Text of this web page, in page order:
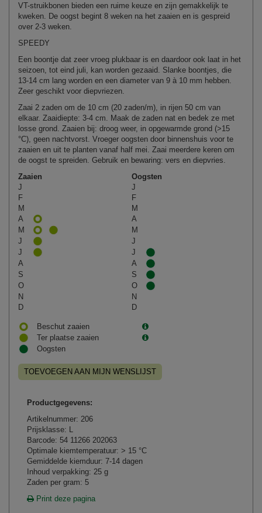
VT-struikbonen bieden een ruime keuze en zijn gemakkelijk te
kweken. De oogst begint 8 weken na het zaaien en is gespreid
over 2-3 weken.
SPEEDY
Een boontje dat zeer vroeg plukbaar is en daardoor ook laat in het
seizoen, tot eind juli, kan worden gezaaid. Slanke boontjes, die
13-14 cm lang worden en een diameter van 9 à 10 mm hebben.
Zeer geschikt voor diepvriezen.
Zaai 2 zaden om de 10 cm (20 zaden/m), in rijen 50 cm van
elkaar. Zaaidiepte: 3-4 cm. Maak de zaden nat en bedek ze met
losse grond. Zaaien bij: droog weer, in opgewarmde grond (>15
°C), geen nachtvorst. Vroeger oogsten door binnenshuis voor te
zaaien en uit te planten vanaf half mei. Zaai meerdere keren om
de oogst te spreiden. Gebruik en bewaring: vers en diepvries.
Zaaien
Oogsten
J
J
F
F
M
M
A
A
M
M
J
J
J
J
A
A
S
S
O
O
N
N
D
D
Beschut zaaien
Ter plaatse zaaien
Oogsten
TOEVOEGEN AAN MIJN WENSLIJST
Productgegevens:
Artikelnummer: 206
Prijsklasse: L
Barcode: 54 11266 202063
Optimale kiemtemperatuur: > 15 °C
Gemiddelde kiemduur: 7-14 dagen
Inhoud verpakking: 25 g
Zaden per gram: 5
Print deze pagina